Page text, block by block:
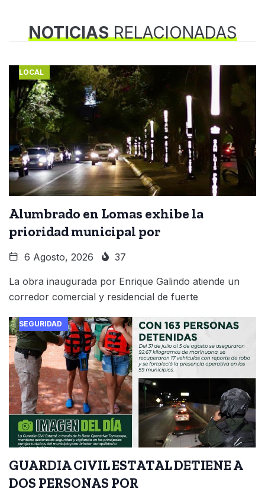
NOTICIASRELACIONADAS
LOCAL
Alumbrado en Lomas exhibe la
prioridad municipal por
6 Agosto, 2026 37
La obra inaugurada por Enrique Galindo atiende un
corredor comercial y residencial de fuerte
SEGURIDAD
GUARDIA CIVIL ESTATAL DETIENE A
DOS PERSONAS POR